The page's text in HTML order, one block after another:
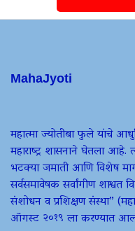
MahaJyoti
महात्मा ज्योतीबा फुले यांचे
महाराष्ट्र शासनाने घेतला आहे.
भटक्या जमाती आणि विशेष
सर्वसमावेषक सर्वांगीण शाश्वत
संशोधन व प्रशिक्षण संस्था”
ऑगस्ट २०१९ ला करण्यात